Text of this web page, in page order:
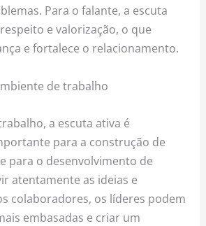
Para o falante, a escuta
e valorização, o que
e fortalece o relacionamento.
de trabalho
a escuta ativa é
para a construção de
para o desenvolvimento de
atentamente as ideias e
colaboradores, os líderes podem
embasadas e criar um